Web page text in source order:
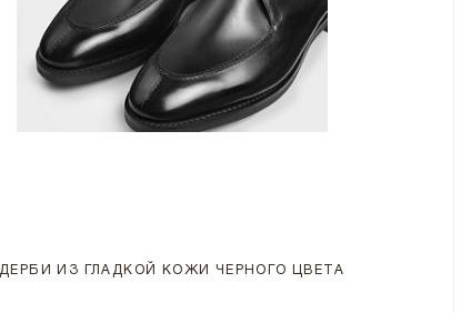
ДЕРБИ ИЗ ГЛАДКОЙ КОЖИ ЧЕРНОГО ЦВЕТА